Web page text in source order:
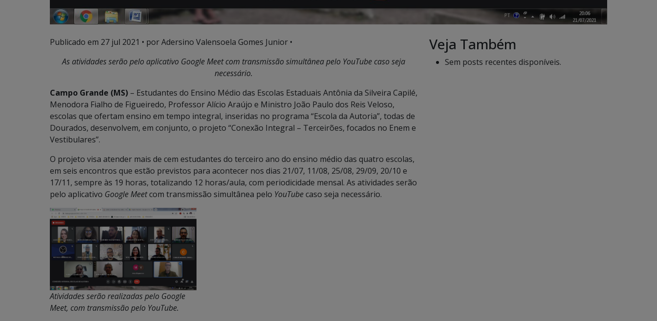
Publicado em 27 jul 2021 • por Adersino Valensoela Gomes Junior •
As atividades serão pelo aplicativo Google Meet com transmissão simultânea pelo YouTube caso seja
necessário.
Campo Grande (MS) – Estudantes do Ensino Médio das Escolas Estaduais Antônia da Silveira Capilé,
Menodora Fialho de Figueiredo, Professor Alício Araújo e Ministro João Paulo dos Reis Veloso,
escolas que ofertam ensino em tempo integral, inseridas no programa “Escola da Autoria”, todas de
Dourados, desenvolvem, em conjunto, o projeto “Conexão Integral – Terceirões, focados no Enem e
Vestibulares”.
O projeto visa atender mais de cem estudantes do terceiro ano do ensino médio das quatro escolas,
em seis encontros que estão previstos para acontecer nos dias 21/07, 11/08, 25/08, 29/09, 20/10 e
17/11, sempre às 19 horas, totalizando 12 horas/aula, com periodicidade mensal. As atividades serão
pelo aplicativo GoogleMeetcom transmissão simultânea pelo YouTubecaso seja necessário.
Atividades serão realizadas pelo Google
Meet, com transmissão pelo YouTube.
Veja Também
Sem posts recentes disponíveis.